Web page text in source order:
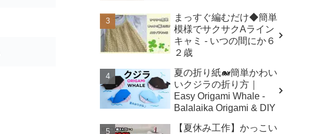
まっすぐ編むだけ◆簡単
模様でサクサクAライン
キャミ - いつの間にか６
２歳
夏の折り紙🐋簡単かわい
いクジラの折り方｜
Easy Origami Whale -
Balalaika Origami & DIY
【夏休み工作】かっこい